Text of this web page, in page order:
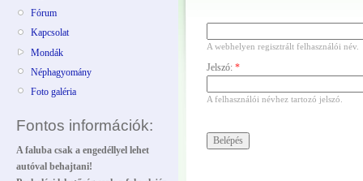
Fórum
Kapcsolat
Mondák
Néphagyomány
Foto galéria
Fontos információk:
A faluba csak a engedéllyel lehet
autóval behajtani!
A webhelyen regisztrált felhasználói név.
Jelszó: *
A felhasználói névhez tartozó jelszó.